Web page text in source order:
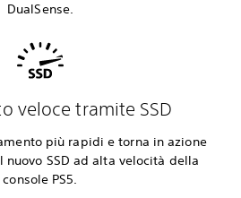
DualSense.
veloce tramite SSD
più rapidi e torna in azione
SSD ad alta velocità della
console PS5.